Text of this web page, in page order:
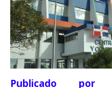
Publicado por